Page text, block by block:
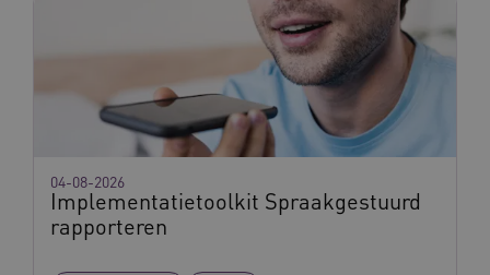
Implementatietoolkit Spraakgestuurd
rapporteren
04-08-2026